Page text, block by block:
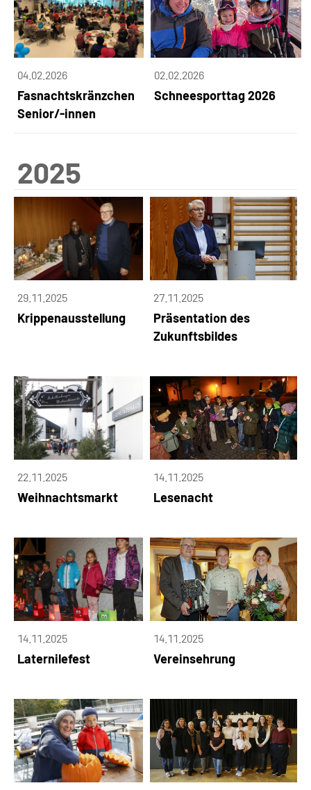
04.02.2026
Fasnachtskränzchen
Senior/-innen
02.02.2026
Schneesporttag 2026
2025
29.11.2025
Krippenausstellung
27.11.2025
Präsentation des
Zukunftsbildes
22.11.2025
Weihnachtsmarkt
14.11.2025
Lesenacht
14.11.2025
Laternilefest
14.11.2025
Vereinsehrung